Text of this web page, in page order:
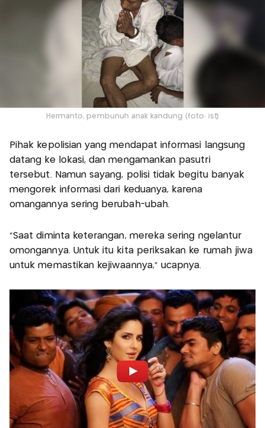
Hermanto, pembunuh anak kandung (foto: ist)
Pihak kepolisian yang mendapat informasi langsung
datang ke lokasi, dan mengamankan pasutri
tersebut. Namun sayang, polisi tidak begitu banyak
mengorek informasi dari keduanya, karena
omangannya sering berubah-ubah.
"Saat diminta keterangan, mereka sering ngelantur
omongannya. Untuk itu kita periksakan ke rumah jiwa
untuk memastikan kejiwaannya," ucapnya.